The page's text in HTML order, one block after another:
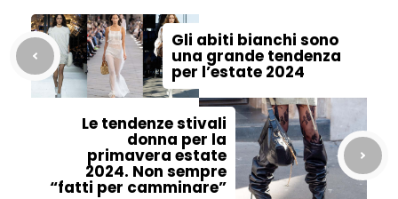
Gli abiti bianchi sono
una grande tendenza
per l’estate 2024
Le tendenze stivali
donna per la
primavera estate
2024. Non sempre
“fatti per camminare”